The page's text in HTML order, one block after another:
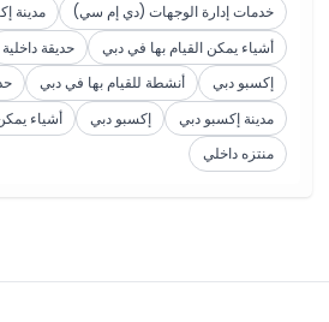
خدمات إدارة الوجهات (دي إم سي)
مدينة
أشياء يمكن القيام بها في دبي
حديقة داخلية
إكسبو دبي
أنشطة للقيام بها في دبي
مدينة إكسبو دبي
إكسبو دبي
أشياء
منتزه داخلي